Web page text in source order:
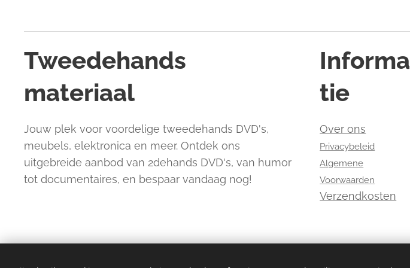
Tweedehands
materiaal
Jouw plek voor voordelige tweedehands DVD's,
meubels, elektronica en meer. Ontdek ons
uitgebreide aanbod van 2dehands DVD's, van humor
tot documentaires, en bespaar vandaag nog!
Informa
tie
Over ons
Privacybeleid
Algemene
Voorwaarden
Verzendkosten